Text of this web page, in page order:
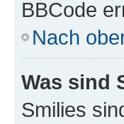
BBCode
Nach
Was sind
Smilies